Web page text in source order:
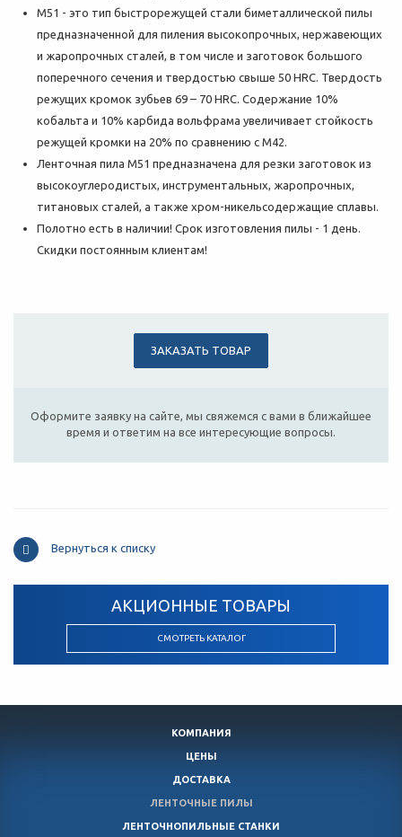
M51 - это тип быстрорежущей стали биметаллической пилы
предназначенной для пиления высокопрочных, нержавеющих
и жаропрочных сталей, в том числе и заготовок большого
поперечного сечения и твердостью свыше 50 HRC. Твердость
режущих кромок зубьев 69 – 70 HRC. Содержание 10%
кобальта и 10% карбида вольфрама увеличивает стойкость
режущей кромки на 20% по сравнению с M42.
Ленточная пила М51 предназначена для резки заготовок из
высокоуглеродистых, инструментальных, жаропрочных,
титановых сталей, а также хром-никельсодержащие сплавы.
Полотно есть в наличии! Срок изготовления пилы - 1 день.
Скидки постоянным клиентам!
ЗАКАЗАТЬ ТОВАР
Оформите заявку на сайте, мы свяжемся с вами в ближайшее
время и ответим на все интересующие вопросы.
Вернуться к списку
АКЦИОННЫЕ ТОВАРЫ
СМОТРЕТЬ КАТАЛОГ
КОМПАНИЯ
ЦЕНЫ
ДОСТАВКА
ЛЕНТОЧНЫЕ ПИЛЫ
ЛЕНТОЧНОПИЛЬНЫЕ СТАНКИ